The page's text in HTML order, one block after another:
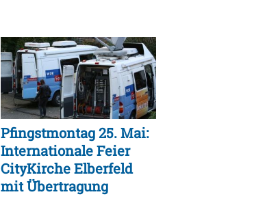
Pfingstmontag 25. Mai:
Internationale Feier
CityKirche Elberfeld
mit Übertragung